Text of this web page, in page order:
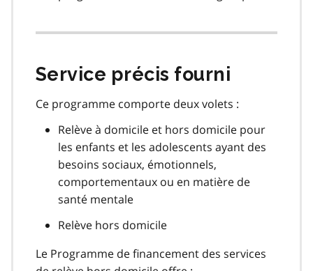
Service précis fourni
Ce programme comporte deux volets :
Relève à domicile et hors domicile pour
les enfants et les adolescents ayant des
besoins sociaux, émotionnels,
comportementaux ou en matière de
santé mentale
Relève hors domicile
Le Programme de financement des services